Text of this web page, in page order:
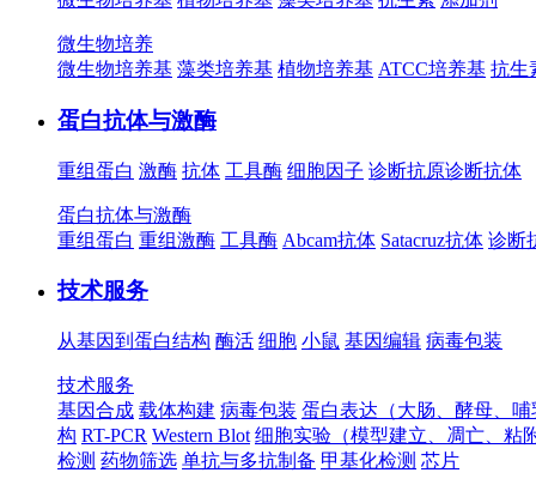
微生物培养
微生物培养基 藻类培养基 植物培养基 ATCC培养基 抗生
蛋白抗体与激酶
重组蛋白 激酶 抗体 工具酶 细胞因子 诊断抗原诊断抗体
蛋白抗体与激酶
重组蛋白 重组激酶 工具酶 Abcam抗体 Satacruz抗体 诊断
技术服务
从基因到蛋白结构 酶活 细胞 小鼠 基因编辑 病毒包装
技术服务
基因合成 载体构建 病毒包装 蛋白表达（大肠、酵母、
构 RT-PCR Western Blot 细胞实验（模型建立、凋亡、粘
检测 药物筛选 单抗与多抗制备 甲基化检测 芯片